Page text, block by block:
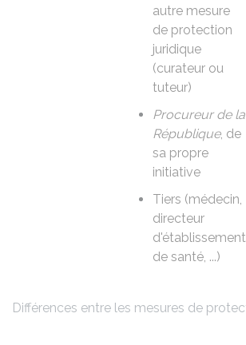
Différences entre les mesures de
autre mesure
de protection
juridique
(curateur ou
tuteur)
Procureur de la
République, de
sa propre
initiative
Tiers (médecin,
directeur
d'établissement
de santé, ...)